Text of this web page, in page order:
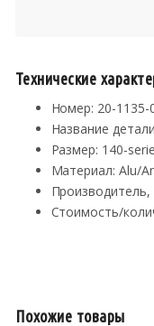
Технические
Номер: 20-1135-
Название
Размер: 140-
Материал: Alu/
Стоимость/
Похожие товары